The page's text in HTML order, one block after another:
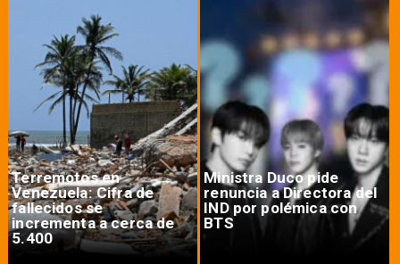
Terremotos en
Venezuela: Cifra de
fallecidos se
incrementa a cerca de
5.400
Ministra Duco pide
renuncia a Directora del
IND por polémica con
BTS